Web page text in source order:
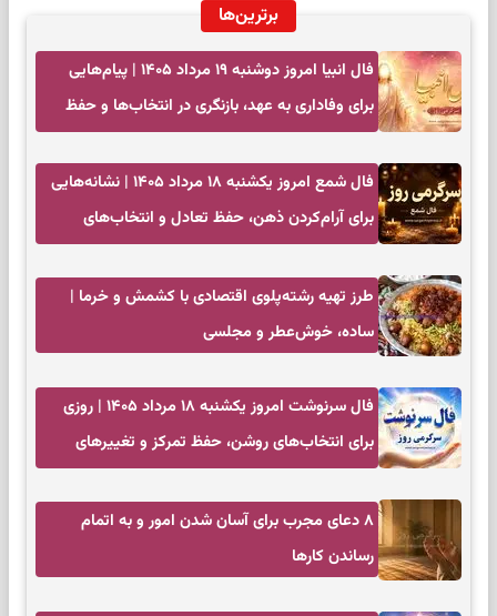
برترین‌ها
فال انبیا امروز دوشنبه ۱۹ مرداد ۱۴۰۵ | پیام‌هایی
برای وفاداری به عهد، بازنگری در انتخاب‌ها و حفظ
فال شمع امروز یکشنبه ۱۸ مرداد ۱۴۰۵ | نشانه‌هایی
برای آرام‌کردن ذهن، حفظ تعادل و انتخاب‌های
طرز تهیه رشته‌پلوی اقتصادی با کشمش و خرما |
ساده، خوش‌عطر و مجلسی
فال سرنوشت امروز یکشنبه ۱۸ مرداد ۱۴۰۵ | روزی
برای انتخاب‌های روشن، حفظ تمرکز و تغییرهای
۸ دعای مجرب برای آسان شدن امور و به اتمام
رساندن کار‌ها